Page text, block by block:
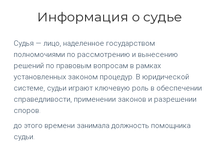
Информация о судье
Судья — лицо, наделенное государством
полномочиями по рассмотрению и вынесению
решений по правовым вопросам в рамках
установленных законом процедур. В юридической
системе, судьи играют ключевую роль в обеспечении
справедливости, применении законов и разрешении
споров.
до этого времени занимала должность помощника
судьи.